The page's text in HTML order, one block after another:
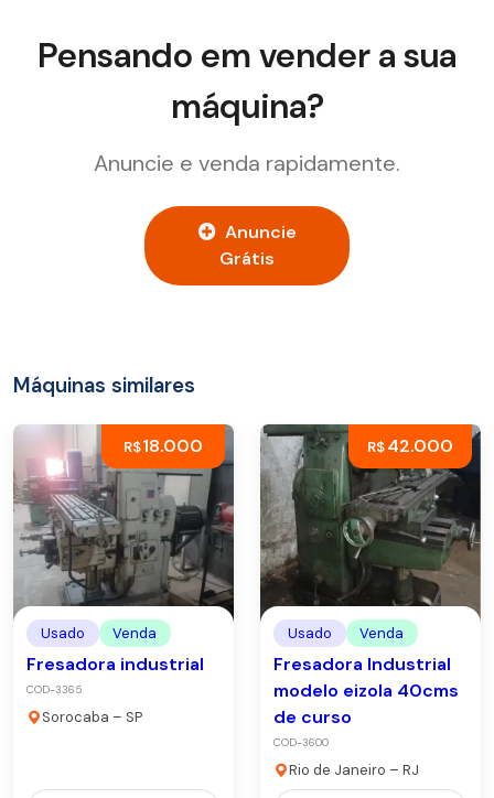
Pensando em vender a sua
máquina?
Anuncie e venda rapidamente.
Anuncie
Grátis
Máquinas similares
R$18.000
Usado Venda
Fresadora industrial
COD-3365
Sorocaba – SP
R$42.000
Usado Venda
Fresadora Industrial
modelo eizola 40cms
de curso
COD-3600
Rio de Janeiro – RJ